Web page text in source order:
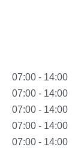
14:00 - 07:00
14:00 - 07:00
14:00 - 07:00
14:00 - 07:00
14:00 - 07:00